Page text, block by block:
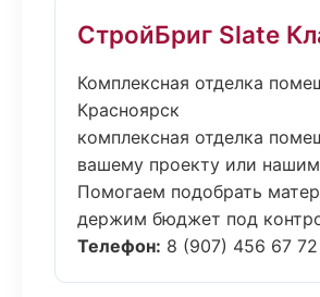
СтройБриг Slate
Комплексная отделка
Красноярск
комплексная отделка
вашему проекту или
Помогаем подобрать
держим бюджет под
Телефон: 8 (907) 456 67 72